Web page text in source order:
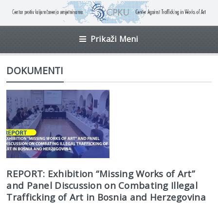
Prikaži Meni
DOKUMENTI
REPORT: Exhibition “Missing Works of Art”
and Panel Discussion on Combating Illegal
Trafficking of Art in Bosnia and Herzegovina